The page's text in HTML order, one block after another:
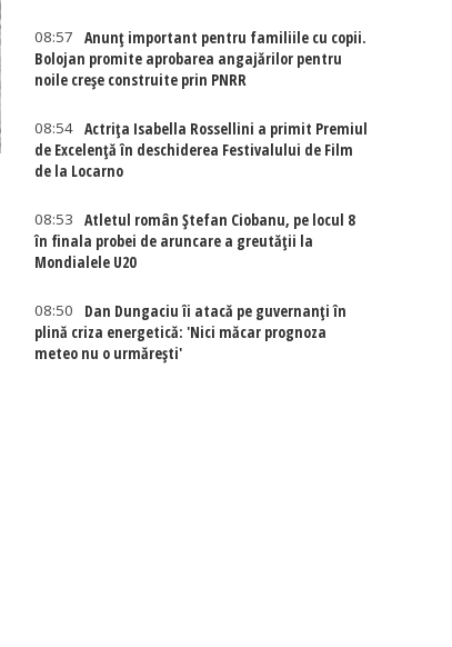
08:57
Anunț important pentru familiile cu copii.
Bolojan promite aprobarea angajărilor pentru
noile creșe construite prin PNRR
08:54 Actriţa Isabella Rossellini a primit Premiul
de Excelenţă în deschiderea Festivalului de Film
de la Locarno
08:53
Atletul român Ștefan Ciobanu, pe locul 8
în finala probei de aruncare a greutății la
Mondialele U20
08:50
Dan Dungaciu îi atacă pe guvernanți în
plină criza energetică: 'Nici măcar prognoza
meteo nu o urmărești'